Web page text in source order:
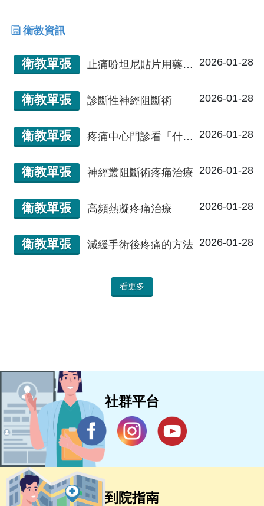
衛教資訊
衛教單張 止痛吩坦尼貼片用藥指導 2026-01-28
衛教單張 診斷性神經阻斷術 2026-01-28
衛教單張 疼痛中心門診看「什麼痛」？ 2026-01-28
衛教單張 神經叢阻斷術疼痛治療 2026-01-28
衛教單張 高頻熱凝疼痛治療 2026-01-28
衛教單張 減緩手術後疼痛的方法 2026-01-28
看更多
社群平台
到院指南